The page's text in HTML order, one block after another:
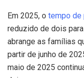
Em 2025, o tempo de
reduzido de dois
abrange as famílias
partir de junho de
maio de 2025